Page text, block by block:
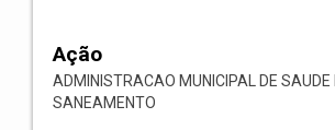
Ação
ADMINISTRACAO MUNICIPAL DE SAUDE
SANEAMENTO